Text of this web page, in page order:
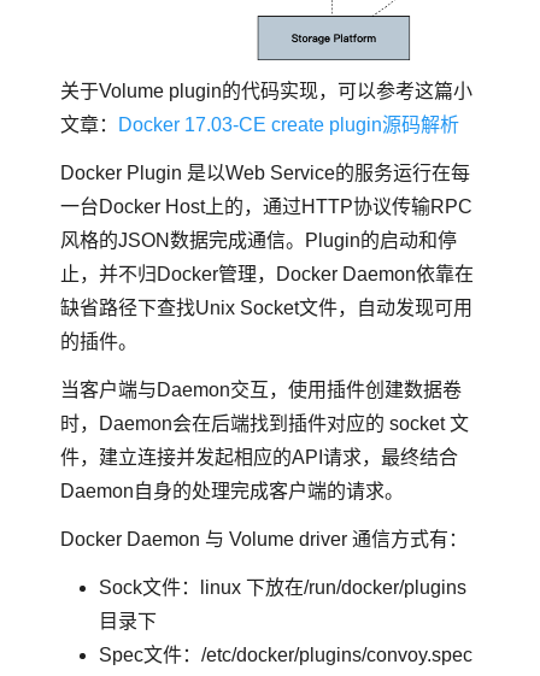
关于Volume plugin的代码实现，可以参考这篇小
文章：
Docker 17.03-CE create plugin源码解析
Docker Plugin 是以Web Service的服务运行在每
一台Docker Host上的，通过HTTP协议传输RPC
风格的JSON数据完成通信。Plugin的启动和停
止，并不归Docker管理，Docker Daemon依靠在
缺省路径下查找Unix Socket文件，自动发现可用
的插件。
当客户端与Daemon交互，使用插件创建数据卷
时，Daemon会在后端找到插件对应的 socket 文
件，建立连接并发起相应的API请求，最终结合
Daemon自身的处理完成客户端的请求。
Docker Daemon 与 Volume driver 通信方式有：
Sock文件：linux 下放在/run/docker/plugins
目录下
Spec文件：/etc/docker/plugins/convoy.spec